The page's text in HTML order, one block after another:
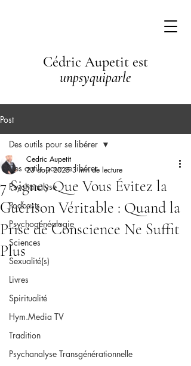
Cédric Aupetit est
unpsyquiparle
Post
Des outils pour se libérer
Psychanalyse
Podcasts
Psychogénéalogie
Sciences
Sexualité(s)
Livres
Spiritualité
Hym.Media TV
Tradition
Psychanalyse Transgénérationnelle
Des outils pour se libérer
7 Signes Que Vous Évitez la
Guérison Véritable : Quand la
Prise de Conscience Ne Suffit
Plus
Cedric Aupetit
23 août 2025 3 min de lecture